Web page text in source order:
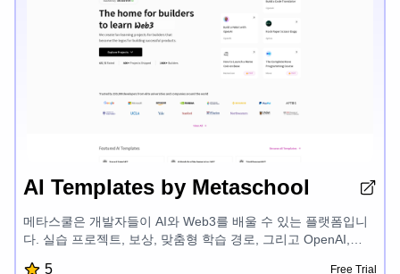
AI Templates by Metaschool
메타스쿨은 개발자들이 AI와 Web3를 배울 수 있는 플랫폼입니
다. 실습 프로젝트, 보상, 맞춤형 학습 경로, 그리고 OpenAI,
5 Free Trial